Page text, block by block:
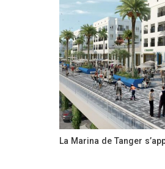
La Marina de Tanger